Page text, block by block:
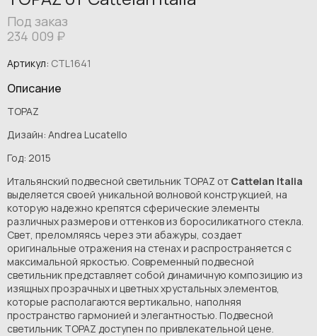
Под заказ
234 009 ₽
Артикул: CTL1641
Описание
TOPAZ
Дизайн: Andrea Lucatello
Год: 2015
Итальянский подвесной светильник TOPAZ от Cattelan Italia
выделяется своей уникальной волновой конструкцией, на
которую надежно крепятся сферические элементы
различных размеров и оттенков из боросиликатного стекла.
Свет, преломляясь через эти абажуры, создает
оригинальные отражения на стенах и распространяется с
максимальной яркостью. Современный подвесной
светильник представляет собой динамичную композицию из
изящных прозрачных и цветных хрустальных элементов,
которые располагаются вертикально, наполняя
пространство гармонией и элегантностью. Подвесной
светильник TOPAZ доступен по привлекательной цене.